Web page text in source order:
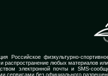
Российское физкультурно-
распространение любых материалов
электронной почты и SMS-
сервисами без официального